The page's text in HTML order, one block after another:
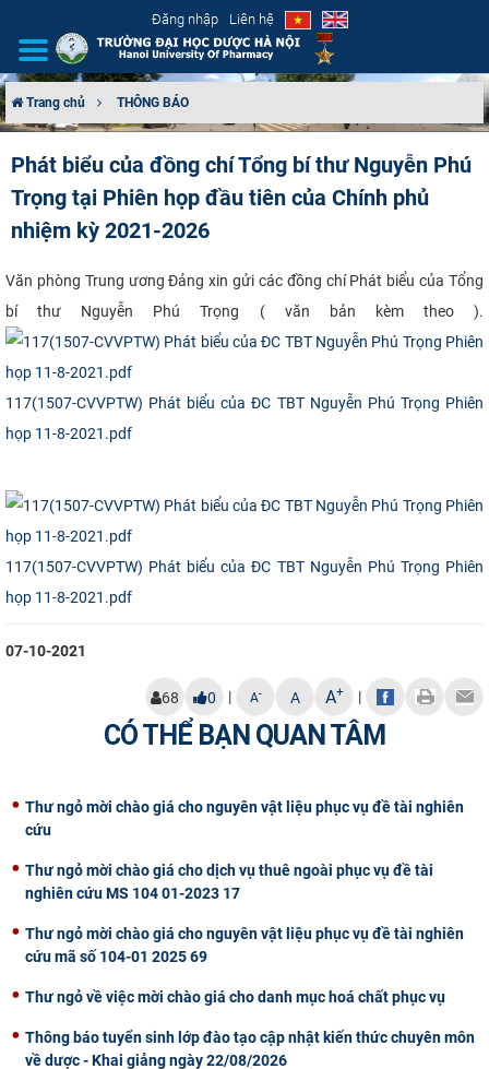
Đăng nhập Liên hệ
CƠ CẤU TỔ CHỨC
TUYỂN SINH
ĐÀO TẠO
ĐẢM BẢO CHẤT LƯỢNG
KHOA HỌC CÔNG NGHỆ
CỰU NGƯỜI HỌC
Trang chủ THÔNG BÁO
Phát biểu của đồng chí Tổng bí thư Nguyễn Phú
Trọng tại Phiên họp đầu tiên của Chính phủ
nhiệm kỳ 2021-2026
​Văn phòng Trung ương Đảng xin gửi các đồng chí Phát biểu của Tổng
bí thư Nguyễn Phú Trọng ( văn bản kèm theo ).
117(1507-CVVPTW) Phát biểu của ĐC TBT Nguyễn Phú Trọng Phiên
họp 11-8-2021.pdf
117(1507-CVVPTW) Phát biểu của ĐC TBT Nguyễn Phú Trọng Phiên
họp 11-8-2021.pdf
07-10-2021
68 0 | A- A A+ |
CÓ THỂ BẠN QUAN TÂM
Thư ngỏ mời chào giá cho nguyên vật liệu phục vụ đề tài nghiên
cứu
Thư ngỏ mời chào giá cho dịch vụ thuê ngoài phục vụ đề tài
nghiên cứu MS 104 01-2023 17
Thư ngỏ mời chào giá cho nguyên vật liệu phục vụ đề tài nghiên
cứu mã số 104-01 2025 69
Thư ngỏ về việc mời chào giá cho danh mục hoá chất phục vụ
Thông báo tuyển sinh lớp đào tạo cập nhật kiến thức chuyên môn
về dược - Khai giảng ngày 22/08/2026